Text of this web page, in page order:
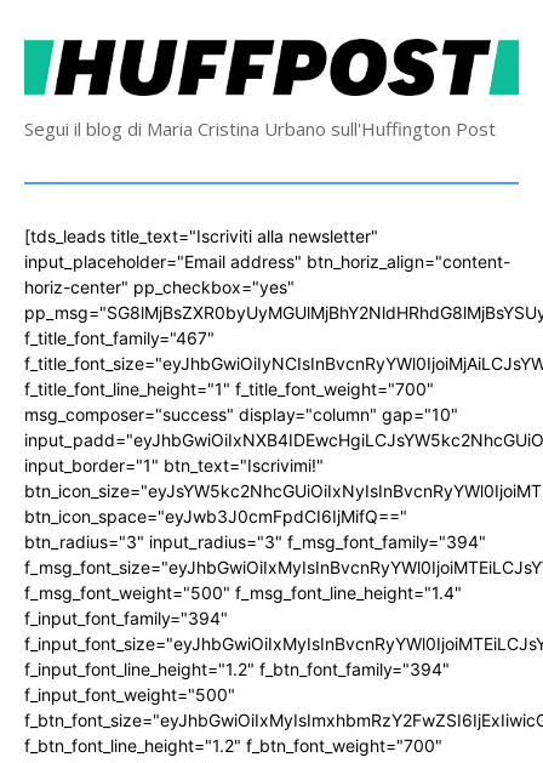
Segui il blog di Maria Cristina Urbano sull'Huffington Post
[tds_leads title_text="Iscriviti alla newsletter"
input_placeholder="Email address" btn_horiz_align="content-
horiz-center" pp_checkbox="yes"
f_title_font_family="467"
f_title_font_line_height="1" f_title_font_weight="700"
msg_composer="success" display="column" gap="10"
input_border="1" btn_text="Iscrivimi!"
btn_icon_space="eyJwb3J0cmFpdCI6IjMifQ=="
btn_radius="3" input_radius="3" f_msg_font_family="394"
f_msg_font_weight="500" f_msg_font_line_height="1.4"
f_input_font_family="394"
f_input_font_line_height="1.2" f_btn_font_family="394"
f_input_font_weight="500"
f_btn_font_line_height="1.2" f_btn_font_weight="700"